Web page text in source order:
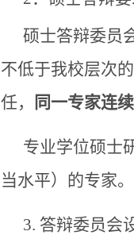
硕士答辩委员
不低于我校层次
任， 同一专家连
专业学位硕士
当水平）的专家。
3. 答辩委员会